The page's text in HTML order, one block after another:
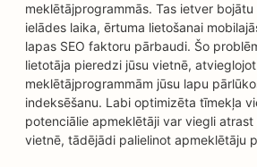
meklētājprogrammās. Tas ietver bojātu
ielādes laika, ērtuma lietošanai
lapas SEO faktoru pārbaudi. Šo
lietotāja pieredzi jūsu vietnē, atvieglojot
meklētājprogrammām jūsu lapu
indeksēšanu. Labi optimizēta tīmekļa
potenciālie apmeklētāji var viegli
vietnē, tādējādi palielinot apmeklētāju